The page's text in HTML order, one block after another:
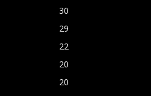
30
29
22
20
20